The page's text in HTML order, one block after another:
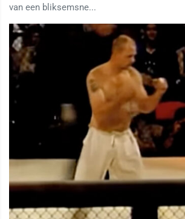
van een bliksemsne...